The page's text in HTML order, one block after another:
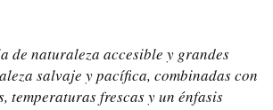
de naturaleza accesible y grandes
salvaje y pacífica, combinadas con
temperaturas frescas y un énfasis